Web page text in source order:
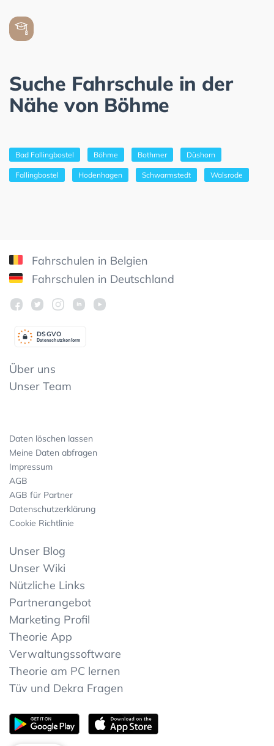
Suche Fahrschule in der
Nähe von Böhme
Bad Fallingbostel Böhme Bothmer Düshorn
Fallingbostel Hodenhagen Schwarmstedt Walsrode
Fahrschulen in Belgien
Fahrschulen in Deutschland
Datenschutzkonform
DSGVO
Über uns
Unser Team
Daten löschen lassen
Meine Daten abfragen
Impressum
AGB
AGB für Partner
Datenschutzerklärung
Cookie Richtlinie
Unser Blog
Unser Wiki
Nützliche Links
Partnerangebot
Marketing Profil
Theorie App
Verwaltungssoftware
Theorie am PC lernen
Tüv und Dekra Fragen